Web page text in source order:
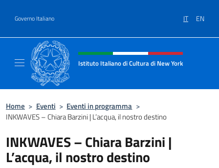
Governo Italiano IT EN
Intestazione sito, social e menù
Istituto Italiano di Cultura di New York
Home > Eventi > Eventi in programma >
INKWAVES – Chiara Barzini | L’acqua, il nostro destino
INKWAVES – Chiara Barzini |
L’acqua, il nostro destino